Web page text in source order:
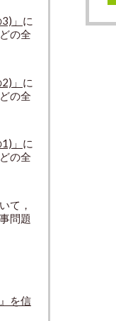
」 に
の全
」 に
の全
」 に
の全
て，
問題
を信